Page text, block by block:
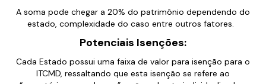
A soma pode chegar a 20% do patrimônio dependendo do
estado, complexidade do caso entre outros fatores.
Potenciais Isenções:
Cada Estado possui uma faixa de valor para isenção para o
ITCMD, ressaltando que esta isenção se refere ao